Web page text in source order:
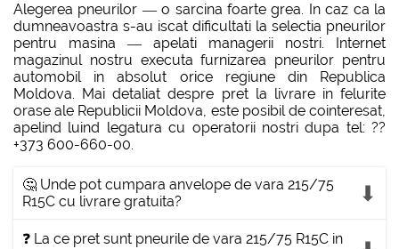
Alegerea pneurilor — o sarcina foarte grea. In caz ca la
dumneavoastra s-au iscat dificultati la selectia pneurilor
pentru masina — apelati managerii nostri. Internet
magazinul nostru executa furnizarea pneurilor pentru
automobil in absolut orice regiune din Republica
Moldova. Mai detaliat despre pret la livrare in felurite
orase ale Republicii Moldova, este posibil de cointeresat,
apelind luind legatura cu operatorii nostri dupa tel: ??
+373 600-660-00.
🤔 Unde pot cumpara anvelope de vara 215/75
R15C cu livrare gratuita?
❓ La ce pret sunt pneurile de vara 215/75 R15C in